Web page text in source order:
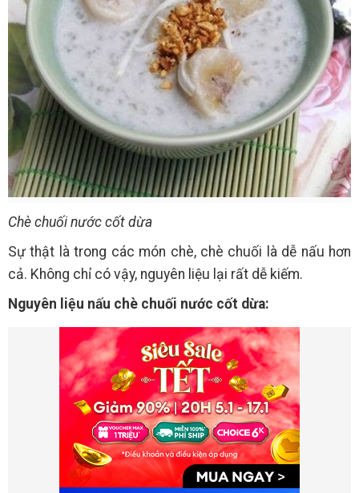
Chè chuối nước cốt dừa
Sự thật là trong các món chè, chè chuối là dễ nấu hơn
cả. Không chỉ có vậy, nguyên liệu lại rất dễ kiếm.
Nguyên liệu nấu chè chuối nước cốt dừa: